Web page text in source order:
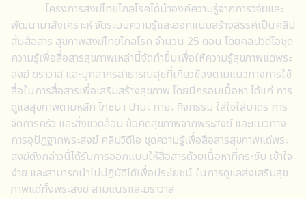
โครงการสงฆ์ไทยไกลโรคได้นำองค์ความรู้จากการวิจัยและ
พัฒนามาสังเคราะห์ จัดระบบความรู้และออกแบบสร้างสรรค์เป็นคลิป
สั้นสื่อสาร สุขภาพสงฆ์ไทยไกลโรค จำนวน 25 ตอน โดยคลิปวิดีโอชุด
ความรู้เพื่อสื่อสารสุขภาพเหล่านี้จัดทำขึ้นเพื่อให้ความรู้สุขภาพแด่พระ
สงฆ์ ฆราวาส และบุคลากรสาธารณสุขที่เกี่ยวข้องตามแนวทางการใช้
สื่อในการสื่อสารเพื่อเสริมสร้างสุขภาพ โดยมีกรอบเนื้อหา ได้แก่ การ
ดูแลสุขภาพตามหลัก โภชนา ปานะ กายะ กิจกรรม ใส่ใจใส่บาตร การ
จัดการครัว และสิ่งแวดล้อม ข้อคิดสุขภาพจากพระสงฆ์ และแนวทาง
การอุปัฏฐากพระสงฆ์ คลิปวิดีโอ ชุดความรู้เพื่อสื่อสารสุขภาพแด่พระ
สงฆ์ดังกล่าวนี้ได้รับการออกแบบให้สื่อสารด้วยเนื้อหาที่กระชับ เข้าใจ
ง่าย และสามารถนำไปปฏิบัติได้เพื่อประโยชน์ ในการดูแลส่งเสริมสุข
ภาพแด่ทั้งพระสงฆ์ สามเณรและฆราวาส